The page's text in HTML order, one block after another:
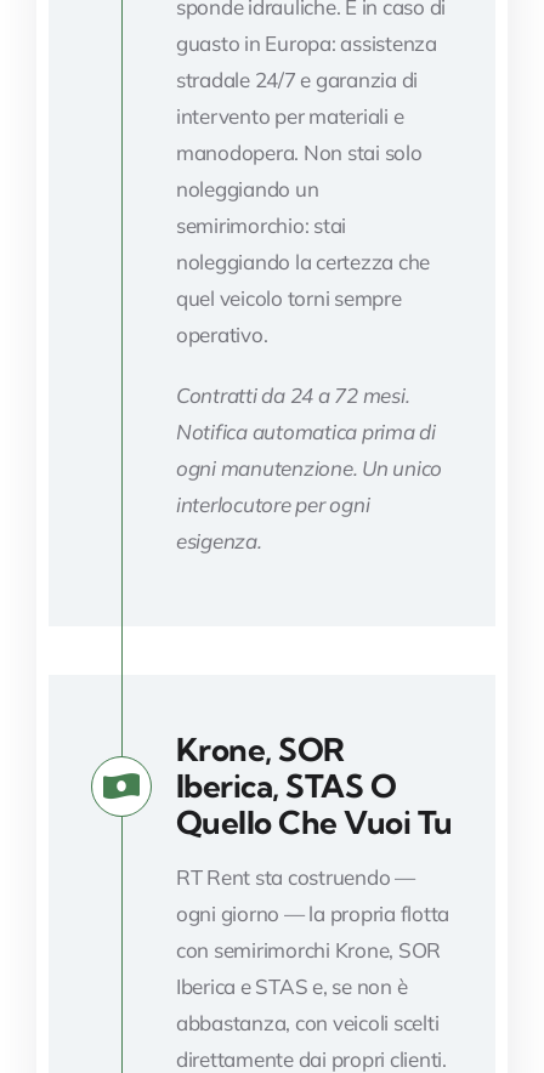
sponde idrauliche. E in caso di
guasto in Europa: assistenza
stradale 24/7 e garanzia di
intervento per materiali e
manodopera. Non stai solo
noleggiando un
semirimorchio: stai
noleggiando la certezza che
quel veicolo torni sempre
operativo.
Contratti da 24 a 72 mesi.
Notifica automatica prima di
ogni manutenzione. Un unico
interlocutore per ogni
esigenza.
Krone, SOR
Iberica, STAS O
Quello Che Vuoi Tu
RT Rent sta costruendo —
ogni giorno — la propria flotta
con semirimorchi Krone, SOR
Iberica e STAS e, se non è
abbastanza, con veicoli scelti
direttamente dai propri clienti.